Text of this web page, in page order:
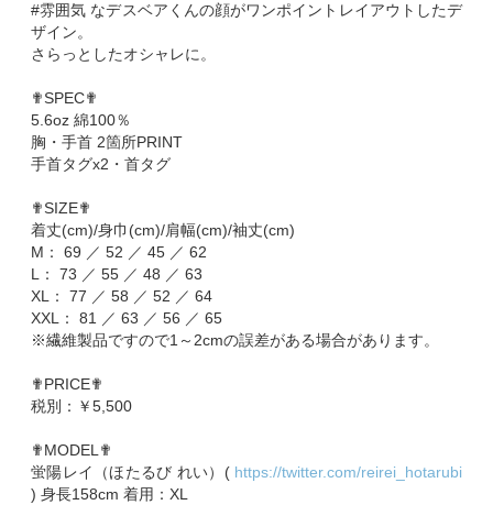
#雰囲気 なデスベアくんの顔がワンポイントレイアウトしたデ
ザイン。
さらっとしたオシャレに。
✟SPEC✟
5.6oz 綿100％
胸・手首 2箇所PRINT
手首タグx2・首タグ
✟SIZE✟
着丈(cm)/身巾(cm)/肩幅(cm)/袖丈(cm)
M： 69 ／ 52 ／ 45 ／ 62
L： 73 ／ 55 ／ 48 ／ 63
XL： 77 ／ 58 ／ 52 ／ 64
XXL： 81 ／ 63 ／ 56 ／ 65
※繊維製品ですので1～2cmの誤差がある場合があります。
✟PRICE✟
税別：￥5,500
✟MODEL✟
蛍陽レイ（ほたるび れい）( https://twitter.com/reirei_hotarubi
) 身長158cm 着用：XL